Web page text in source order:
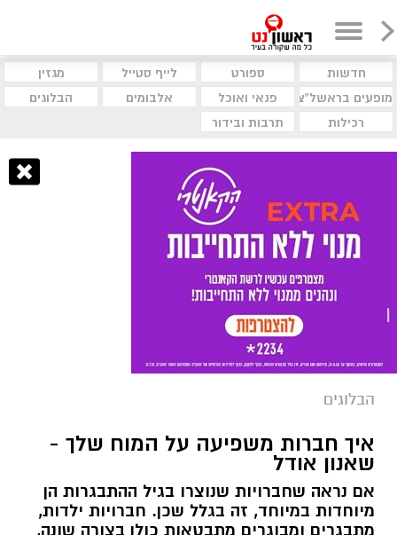
חדשות ספורט לייף סטייל
מגזין
מופעים בראשל"צ
פנאי ואוכל אלבומים
הבלוגים
רכילות
תרבות ובידור
הבלוגים
איך חברות משפיעה על המוח שלך -
שאנון אודל
אם נראה שחברויות שנוצרו בגיל ההתבגרות הן
מיוחדות במיוחד, זה בגלל שכן. חברויות ילדות,
מתבגרים ומבוגרים מתבטאות כולן בצורה שונה,